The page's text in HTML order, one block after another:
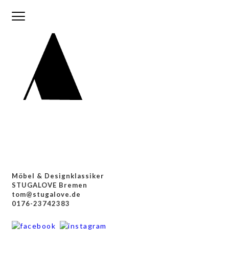
Möbel & Designklassiker
STUGALOVE Bremen
tom@stugalove.de
0176-23742383